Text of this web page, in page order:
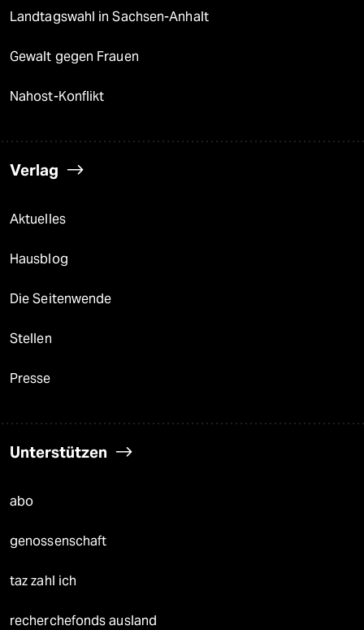
Landtagswahl in Sachsen-Anhalt
Gewalt gegen Frauen
Nahost-Konflikt
Verlag
Aktuelles
Hausblog
Die Seitenwende
Stellen
Presse
Unterstützen
abo
genossenschaft
taz zahl ich
recherchefonds ausland